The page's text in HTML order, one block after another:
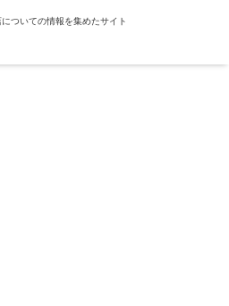
ついての情報を集めたサイト